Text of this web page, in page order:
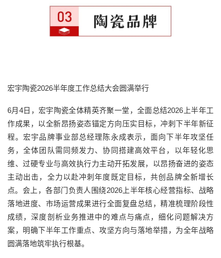
宏宇陶瓷2026半年度工作总结大会圆满举行
6月4日，宏宇陶瓷全体精英齐聚一堂，全面总结2026上半年工
作成果，以全新昂扬姿态锚定方向压实目标，冲刺下半年新征
程。宏宇品牌事业部总经理陈永成表示，面向下半年攻坚任
务，全体团队需同频发力、协同搭建高效平台，以年轻化思
维、过硬专业与高效执行力主动开拓发展，以昂扬奋进的姿态
主动出击，全力以赴冲刺年度既定目标，共创品牌全新增长
点。会上，各部门负责人围绕2026上半年核心经营指标、战略
落地进度、市场运营成果进行全面复盘总结，精准梳理阶段性
成绩，深度剖析业务推进中的难点与痛点，细化问题解决方
案，明确下半年工作重点、攻坚方向与落地举措，为全年战略
圆满落地筑牢执行根基。